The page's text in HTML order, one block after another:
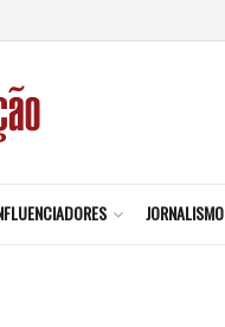
JORNALISMO